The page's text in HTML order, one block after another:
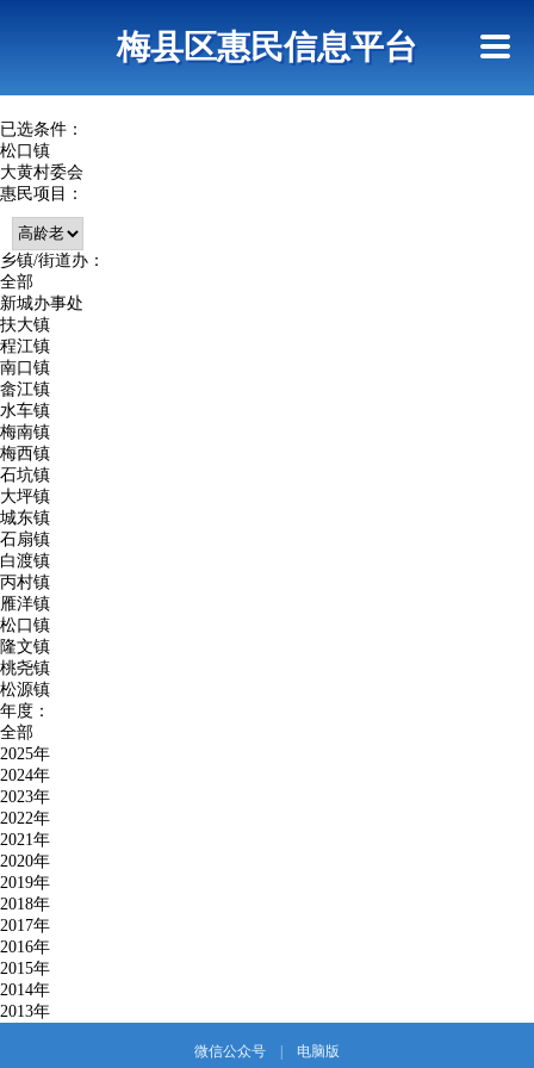
查询指引梅县区惠民信息平台
已选条件：
松口镇
大黄村委会
惠民项目：
乡镇/街道办：
全部
新城办事处
扶大镇
程江镇
南口镇
畲江镇
水车镇
梅南镇
梅西镇
石坑镇
大坪镇
城东镇
石扇镇
白渡镇
丙村镇
雁洋镇
松口镇
隆文镇
桃尧镇
松源镇
年度：
全部
2025年
2024年
2023年
2022年
2021年
2020年
2019年
2018年
2017年
2016年
2015年
2014年
2013年
微信公众号 电脑版